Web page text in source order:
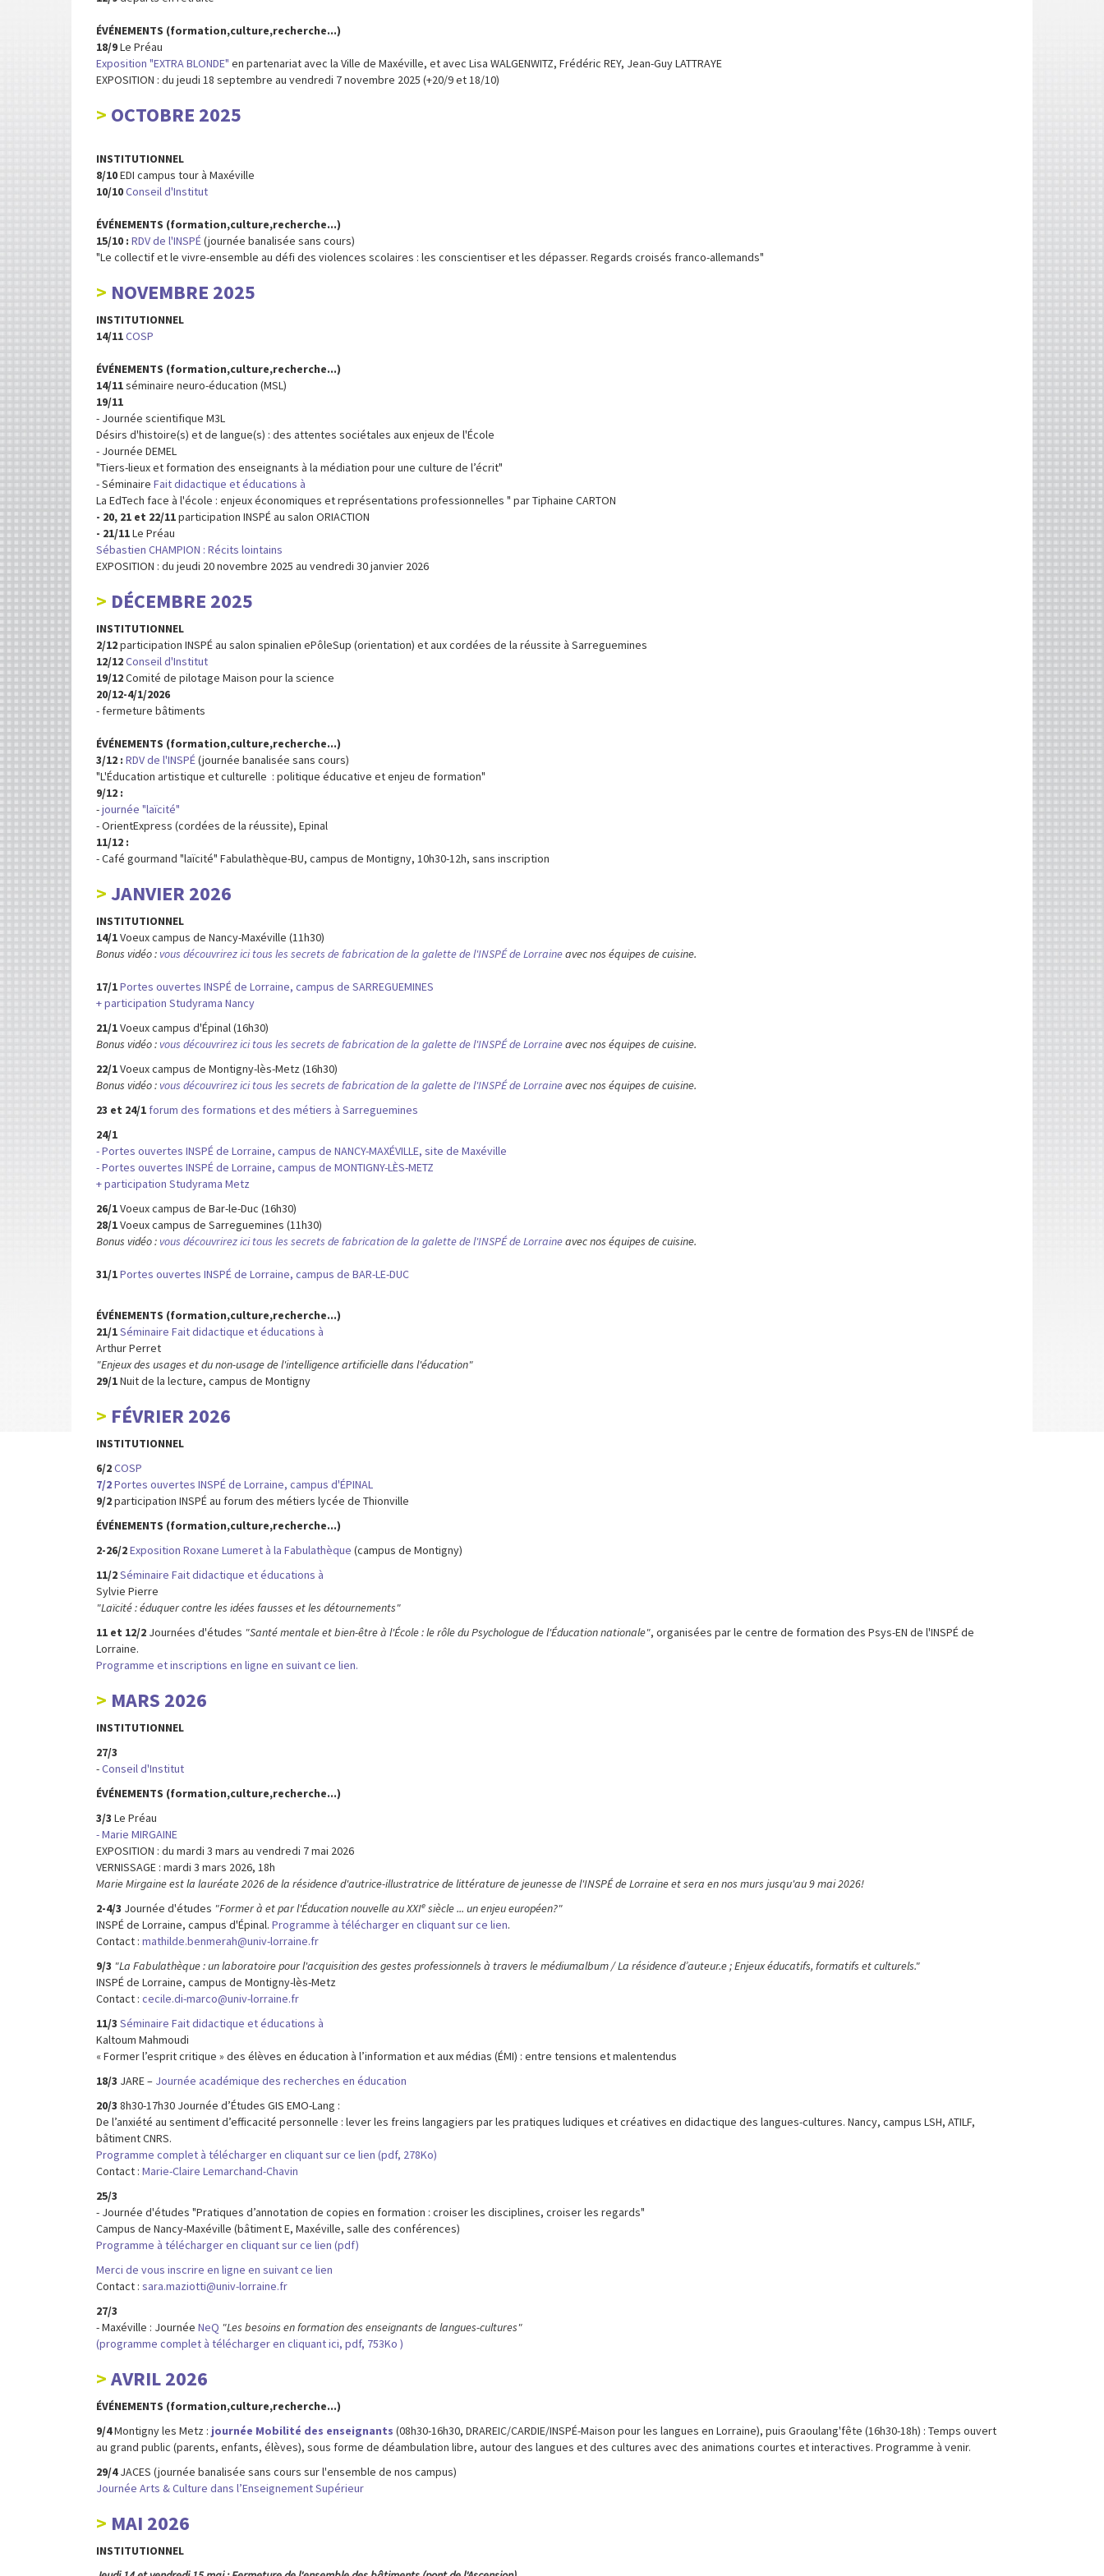
ÉVÉNEMENTS (formation,culture,recherche...)
18/9Le Préau
Exposition "EXTRA BLONDE" en partenariat avec la Ville de Maxéville, et avec Lisa WALGENWITZ, Frédéric REY, Jean-Guy LATTRAYE
EXPOSITION : du jeudi 18 septembre au vendredi 7 novembre 2025 (+20/9 et 18/10)
OCTOBRE 2025
INSTITUTIONNEL
8/10EDI campus tour à Maxéville
10/10Conseil d'Institut
ÉVÉNEMENTS (formation,culture,recherche...)
15/10 : RDV de l'INSPÉ(journée banalisée sans cours)
"Le collectif et le vivre-ensemble au défi des violences scolaires : les conscientiser et les dépasser. Regards croisés franco-allemands"
NOVEMBRE 2025
INSTITUTIONNEL
14/11COSP
ÉVÉNEMENTS (formation,culture,recherche...)
14/11séminaire neuro-éducation (MSL)
19/11
- Journée scientifique M3L
Désirs d'histoire(s) et de langue(s) : des attentes sociétales aux enjeux de l'École
- Journée DEMEL
"Tiers-lieux et formation des enseignants à la médiation pour une culture de l’écrit"
- Séminaire Fait didactique et éducations à
La EdTech face à l'école : enjeux économiques et représentations professionnelles " par Tiphaine CARTON
- 20, 21 et 22/11participation INSPÉ au salon ORIACTION
- 21/11Le Préau
Sébastien CHAMPION : Récits lointains
EXPOSITION : du jeudi 20 novembre 2025 au vendredi 30 janvier 2026
DÉCEMBRE 2025
INSTITUTIONNEL
2/12participation INSPÉ au salon spinalien ePôleSup (orientation) et aux cordées de la réussite à Sarreguemines
12/12Conseil d'Institut
19/12Comité de pilotage Maison pour la science
20/12-4/1/2026
- fermeture bâtiments
ÉVÉNEMENTS (formation,culture,recherche...)
3/12 : RDV de l'INSPÉ(journée banalisée sans cours)
"L'Éducation artistique et culturelle : politique éducative et enjeu de formation"
9/12 :
-journée "laïcité"
- OrientExpress (cordées de la réussite), Epinal
11/12 :
- Café gourmand "laïcité" Fabulathèque-BU, campus de Montigny, 10h30-12h, sans inscription
JANVIER 2026
INSTITUTIONNEL
14/1Voeux campus de Nancy-Maxéville (11h30)
Bonus vidéo : vous découvrirez ici tous les secrets de fabrication de la galette de l'INSPÉ de Lorraineavec nos équipes de cuisine.
17/1Portes ouvertes INSPÉ de Lorraine, campus de SARREGUEMINES
+ participation Studyrama Nancy
21/1Voeux campus d'Épinal (16h30)
Bonus vidéo : vous découvrirez ici tous les secrets de fabrication de la galette de l'INSPÉ de Lorraineavec nos équipes de cuisine.
22/1Voeux campus de Montigny-lès-Metz (16h30)
Bonus vidéo : vous découvrirez ici tous les secrets de fabrication de la galette de l'INSPÉ de Lorraineavec nos équipes de cuisine.
23 et 24/1 forum des formations et des métiers à Sarreguemines
24/1
- Portes ouvertes INSPÉ de Lorraine, campus de NANCY-MAXÉVILLE, site de Maxéville
- Portes ouvertes INSPÉ de Lorraine, campus de MONTIGNY-LÈS-METZ
+ participation Studyrama Metz
26/1Voeux campus de Bar-le-Duc (16h30)
28/1Voeux campus de Sarreguemines (11h30)
Bonus vidéo : vous découvrirez ici tous les secrets de fabrication de la galette de l'INSPÉ de Lorraineavec nos équipes de cuisine.
31/1Portes ouvertes INSPÉ de Lorraine, campus de BAR-LE-DUC
ÉVÉNEMENTS (formation,culture,recherche...)
21/1Séminaire Fait didactique et éducations à
Arthur Perret
"Enjeux des usages et du non-usage de l'intelligence artificielle dans l'éducation"
29/1Nuit de la lecture, campus de Montigny
FÉVRIER 2026
INSTITUTIONNEL
6/2COSP
7/2Portes ouvertes INSPÉ de Lorraine, campus d'ÉPINAL
9/2participation INSPÉ au forum des métiers lycée de Thionville
ÉVÉNEMENTS (formation,culture,recherche...)
2-26/2Exposition Roxane Lumeret à la Fabulathèque (campus de Montigny)
11/2Séminaire Fait didactique et éducations à
Sylvie Pierre
"Laïcité : éduquer contre les idées fausses et les détournements"
11 et 12/2 Journées d'études "Santé mentale et bien-être à l'École : le rôle du Psychologue de l'Éducation nationale", organisées par le centre de formation des Psys-EN de l'INSPÉ de
Lorraine.
Programme et inscriptions en ligne en suivant ce lien.
MARS 2026
INSTITUTIONNEL
27/3
-Conseil d'Institut
ÉVÉNEMENTS (formation,culture,recherche...)
3/3 Le Préau
- Marie MIRGAINE
EXPOSITION : du mardi 3 mars au vendredi 7 mai 2026
VERNISSAGE : mardi 3 mars 2026, 18h
Marie Mirgaine est la lauréate 2026 de la résidence d'autrice-illustratrice de littérature de jeunesse de l'INSPÉ de Lorraine et sera en nos murs jusqu'au 9 mai 2026!
2-4/3 Journée d'études "Former à et par l'Éducation nouvelle au XXIe siècle ... un enjeu européen?"
INSPÉ de Lorraine, campus d'Épinal. Programme à télécharger en cliquant sur ce lien.
Contact : mathilde.benmerah@univ-lorraine.fr
9/3 "La Fabulathèque : un laboratoire pour l'acquisition des gestes professionnels à travers le médiumalbum / La résidence d’auteur.e ; Enjeux éducatifs, formatifs et culturels."
INSPÉ de Lorraine, campus de Montigny-lès-Metz
Contact : cecile.di-marco@univ-lorraine.fr
11/3 Séminaire Fait didactique et éducations à
Kaltoum Mahmoudi
« Former l’esprit critique » des élèves en éducation à l’information et aux médias (ÉMI) : entre tensions et malentendus
18/3 JARE – Journée académique des recherches en éducation
20/3 8h30-17h30 Journée d’Études GIS EMO-Lang :
De l’anxiété au sentiment d’efficacité personnelle : lever les freins langagiers par les pratiques ludiques et créatives en didactique des langues-cultures. Nancy, campus LSH, ATILF,
bâtiment CNRS.
Programme complet à télécharger en cliquant sur ce lien (pdf, 278Ko)
Contact : Marie-Claire Lemarchand-Chavin
25/3
- Journée d'études "Pratiques d’annotation de copies en formation : croiser les disciplines, croiser les regards"
Campus de Nancy-Maxéville (bâtiment E, Maxéville, salle des conférences)
Programme à télécharger en cliquant sur ce lien (pdf)
Merci de vous inscrire en ligne en suivant ce lien
Contact : sara.maziotti@univ-lorraine.fr
27/3
- Maxéville : Journée NeQ "Les besoins en formation des enseignants de langues-cultures"
(programme complet à télécharger en cliquant ici, pdf, 753Ko )
AVRIL 2026
ÉVÉNEMENTS (formation,culture,recherche...)
9/4Montigny les Metz : journée Mobilité des enseignants (08h30-16h30, DRAREIC/CARDIE/INSPÉ-Maison pour les langues en Lorraine), puis Graoulang'fête (16h30-18h) : Temps ouvert
au grand public (parents, enfants, élèves), sous forme de déambulation libre, autour des langues et des cultures avec des animations courtes et interactives. Programme à venir.
29/4JACES (journée banalisée sans cours sur l'ensemble de nos campus)
Journée Arts & Culture dans l’Enseignement Supérieur
MAI 2026
INSTITUTIONNEL